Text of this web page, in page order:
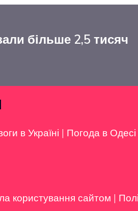
більше 2,5 тисяч
в Україні | Погода в Одесі
користування сайтом |